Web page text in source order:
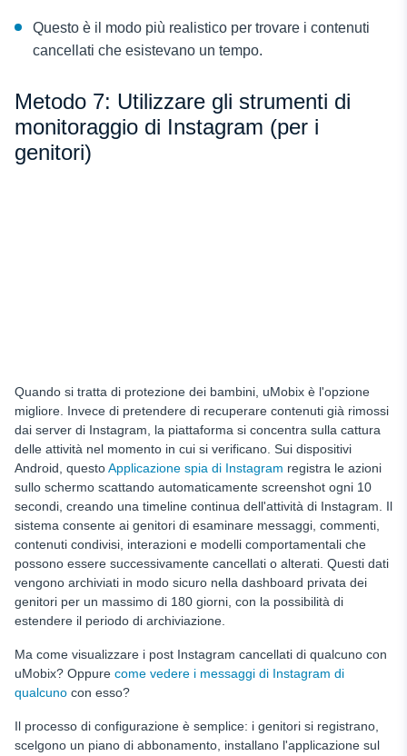
Questo è il modo più realistico per trovare i contenuti
cancellati che esistevano un tempo.
Metodo 7: Utilizzare gli strumenti di
monitoraggio di Instagram (per i
genitori)
Quando si tratta di protezione dei bambini, uMobix è l'opzione
migliore. Invece di pretendere di recuperare contenuti già rimossi
dai server di Instagram, la piattaforma si concentra sulla cattura
delle attività nel momento in cui si verificano. Sui dispositivi
Android, questoApplicazione spia di Instagram registra le azioni
sullo schermo scattando automaticamente screenshot ogni 10
secondi, creando una timeline continua dell'attività di Instagram. Il
sistema consente ai genitori di esaminare messaggi, commenti,
contenuti condivisi, interazioni e modelli comportamentali che
possono essere successivamente cancellati o alterati. Questi dati
vengono archiviati in modo sicuro nella dashboard privata dei
genitori per un massimo di 180 giorni, con la possibilità di
estendere il periodo di archiviazione.
Ma come visualizzare i post Instagram cancellati di qualcuno con
uMobix? Oppure come vedere i messaggi di Instagram di
qualcuno con esso?
Il processo di configurazione è semplice: i genitori si registrano,
scelgono un piano di abbonamento, installano l'applicazione sul